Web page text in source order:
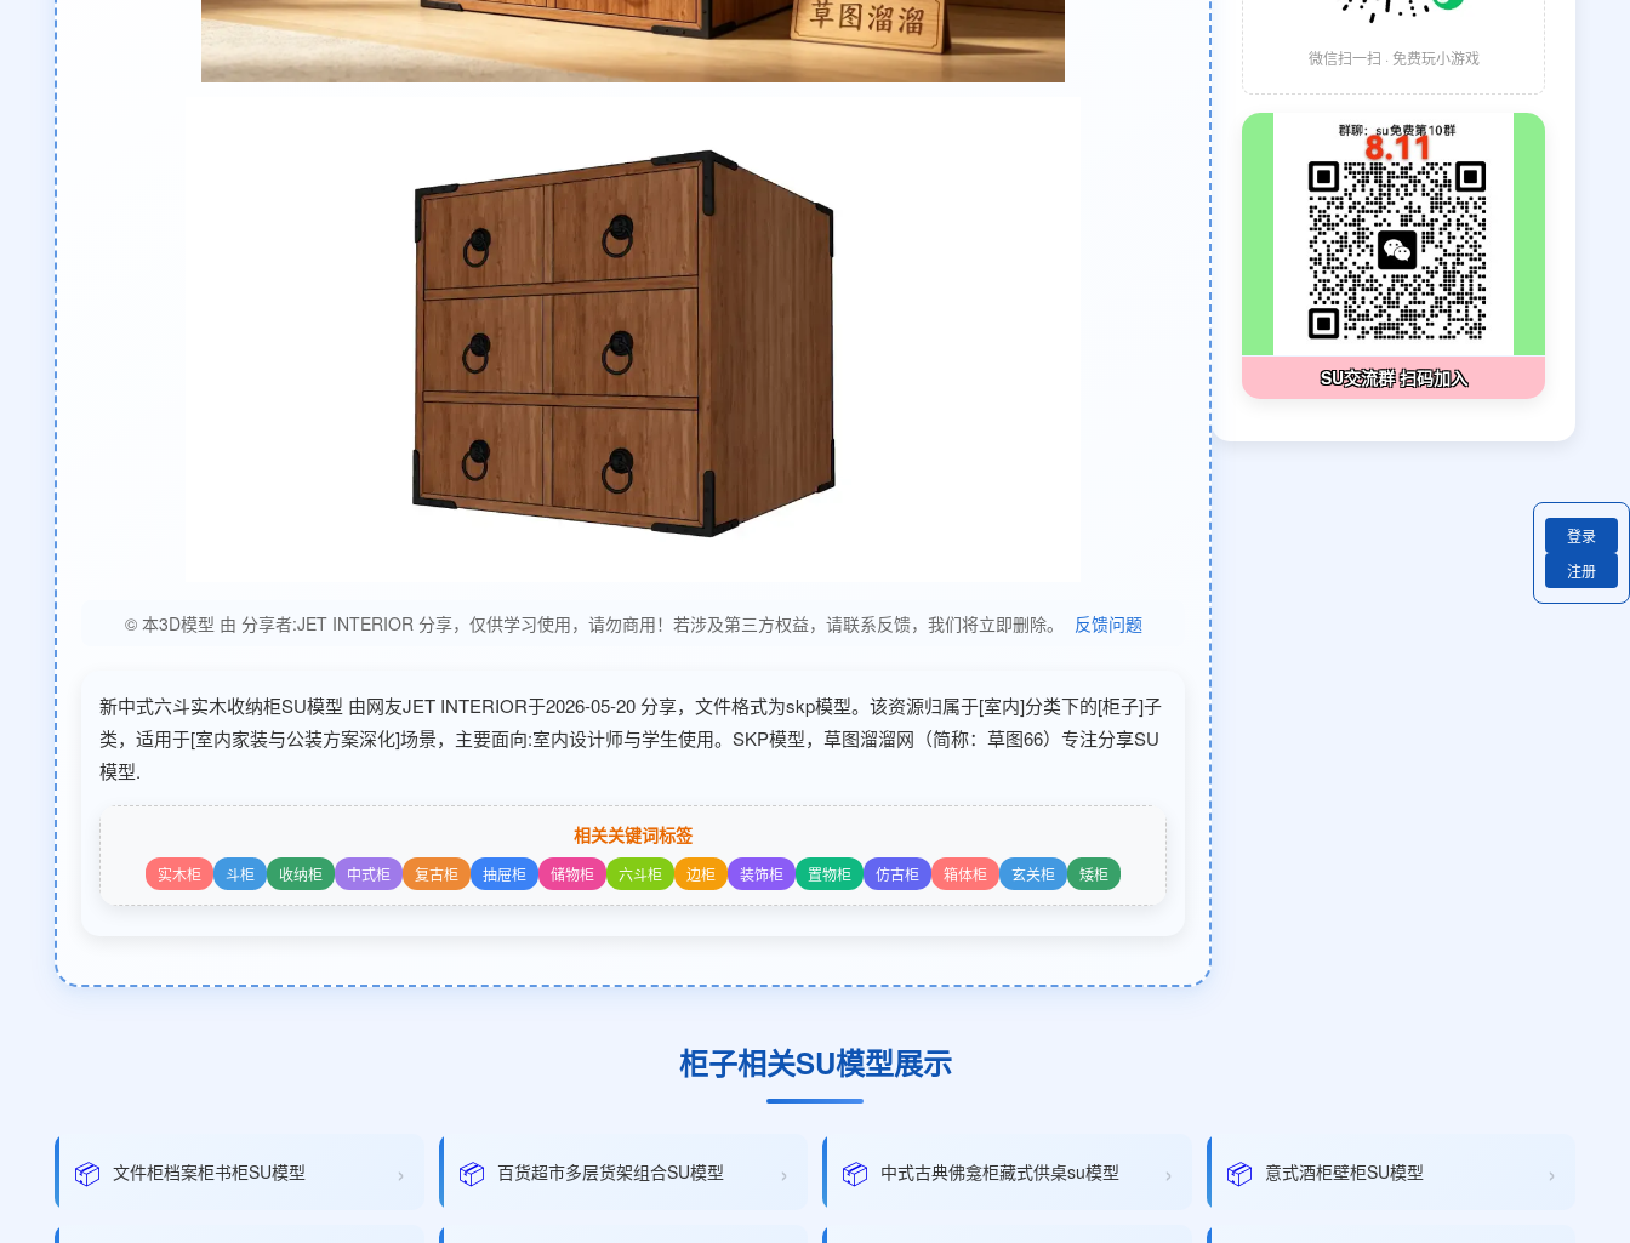
© 本3D模型 由 分享者:JET INTERIOR 分享，仅供学习使用，请勿商用！若涉及第三方权益，请联系反馈，我们将立即删除。 反馈问题
新中式六斗实木收纳柜SU模型 由网友JET INTERIOR于2026-05-20 分享，文件格式为skp模型。该资源归属于[室内]分类下的[柜子]子
类，适用于[室内家装与公装方案深化]场景，主要面向:室内设计师与学生使用。SKP模型，草图溜溜网（简称：草图66）专注分享SU
模型.
相关关键词标签
实木柜 斗柜 收纳柜 中式柜 复古柜 抽屉柜 储物柜 六斗柜 边柜 装饰柜 置物柜 仿古柜 箱体柜 玄关柜 矮柜
微信扫一扫 · 免费玩小游戏
SU交流群 扫码加入
柜子相关SU模型展示
📦 文件柜档案柜书柜SU模型 › 📦 百货超市多层货架组合SU模型 › 📦 中式古典佛龛柜藏式供桌su模型 › 📦 意式酒柜壁柜SU模型 ›
登录
注册